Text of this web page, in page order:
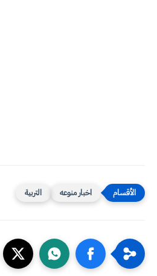
اخبار منوعه التربية